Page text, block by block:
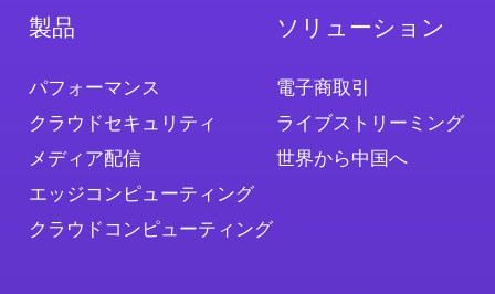
製品
パフォーマンス
クラウドセキュリティ
メディア配信
エッジコンピューティング
クラウドコンピューティング
ソリューション
電子商取引
ライブストリーミング
世界から中国へ